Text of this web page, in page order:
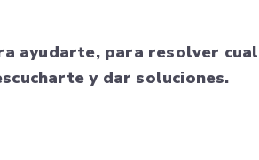
ayudarte, para resolver
y dar soluciones.